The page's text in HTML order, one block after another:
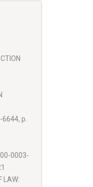
p.
0003-
LAW: